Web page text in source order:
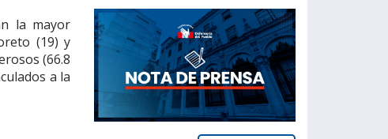
la mayor
(19) y
(66.8
a la